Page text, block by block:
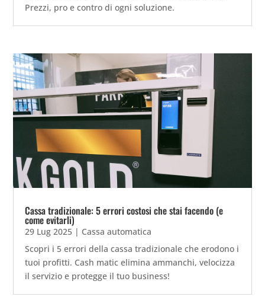
Prezzi, pro e contro di ogni soluzione.
Cassa tradizionale: 5 errori costosi che stai facendo (e
come evitarli)
29 Lug 2025 | Cassa automatica
Scopri i 5 errori della cassa tradizionale che erodono i
tuoi profitti. Cash matic elimina ammanchi, velocizza
il servizio e protegge il tuo business!